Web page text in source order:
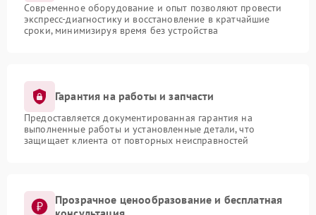
Современное оборудование и опыт позволяют провести
экспресс-диагностику и восстановление в кратчайшие
сроки, минимизируя время без устройства
Гарантия на работы и запчасти
Предоставляется документированная гарантия на
выполненные работы и установленные детали, что
защищает клиента от повторных неисправностей
Прозрачное ценообразование и бесплатная